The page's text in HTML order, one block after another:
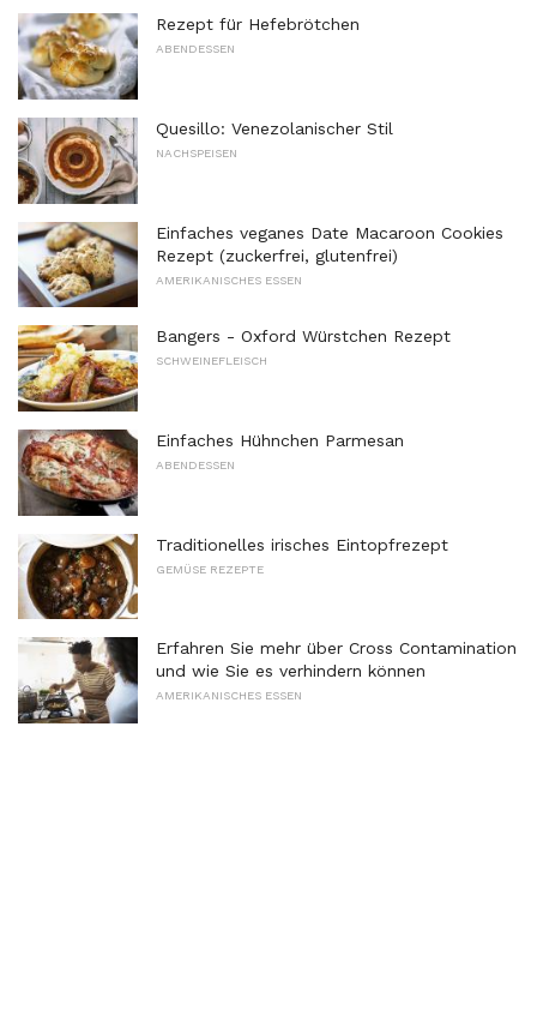
Rezept für Hefebrötchen
ABENDESSEN
Quesillo: Venezolanischer Stil
NACHSPEISEN
Einfaches veganes Date Macaroon Cookies
Rezept (zuckerfrei, glutenfrei)
AMERIKANISCHES ESSEN
Bangers - Oxford Würstchen Rezept
SCHWEINEFLEISCH
Einfaches Hühnchen Parmesan
ABENDESSEN
Traditionelles irisches Eintopfrezept
GEMÜSE REZEPTE
Erfahren Sie mehr über Cross Contamination
und wie Sie es verhindern können
AMERIKANISCHES ESSEN